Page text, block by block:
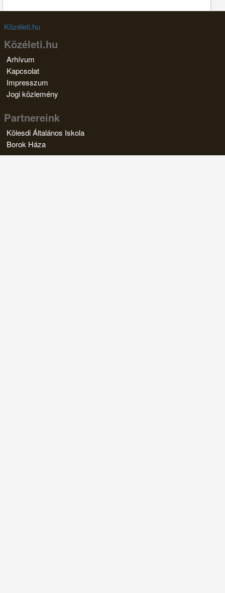
Közéleti.hu
Közéleti.hu
Arhívum
Kapcsolat
Impresszum
Jogi közlemény
Partnereink
Kölesdi Általános Iskola
Borok Háza